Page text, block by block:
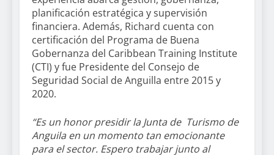
planificación estratégica y supervisión
financiera. Además, Richard cuenta con
certificación del Programa de Buena
Gobernanza del Caribbean Training Institute
(CTI) y fue Presidente del Consejo de
Seguridad Social de Anguilla entre 2015 y
2020.
“Es un honor presidir la Junta de Turismo de
Anguila en un momento tan emocionante
para el sector. Espero trabajar junto al